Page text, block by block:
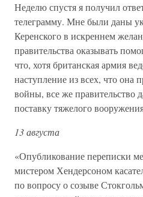
Неделю спустя я получил
телеграмму. Мне были даны
Керенского в искреннем
правительства оказывать
что, хотя британская армия
наступление из всех, что она
войны, все же правительство
поставку тяжелого
13 августа
«Опубликование переписки
мистером Хендерсоном
по вопросу о созыве